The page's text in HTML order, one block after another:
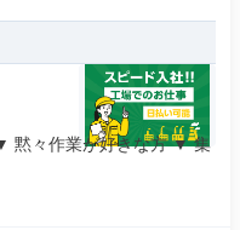
黙々作業が好きな方 ▼ 集